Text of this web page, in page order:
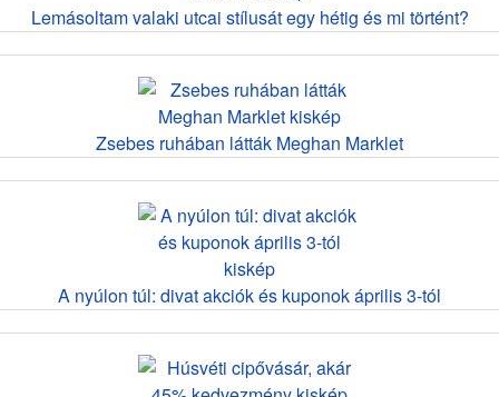
Lemásoltam valaki utcai stílusát egy hétig és mi történt?
Zsebes ruhában látták Meghan Marklet
A nyúlon túl: divat akciók és kuponok április 3-tól